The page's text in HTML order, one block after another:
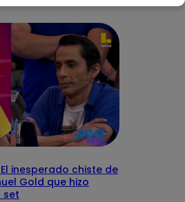
inesperado chiste de
Gold que hizo
set